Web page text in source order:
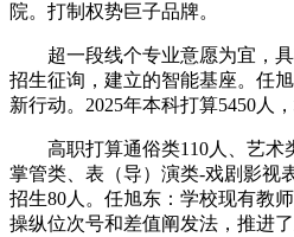
院。打制权势巨子品牌。
超一段线个专业意愿为宜，具
招生征询，建立的智能基座。任
新行动。2025年本科打算5450人
高职打算通俗类110人、艺术
掌管类、表（导）演类-戏剧影视
招生80人。任旭东：学校现有教
操纵位次号和差值阐发法，推进